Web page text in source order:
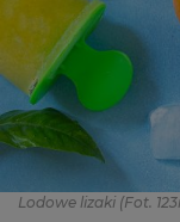
Lodowe lizaki (Fot.